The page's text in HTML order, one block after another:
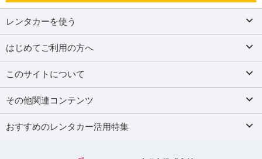
レンタカーを使う
はじめてご利用の方へ
このサイトについて
その他関連コンテンツ
おすすめのレンタカー活用特集